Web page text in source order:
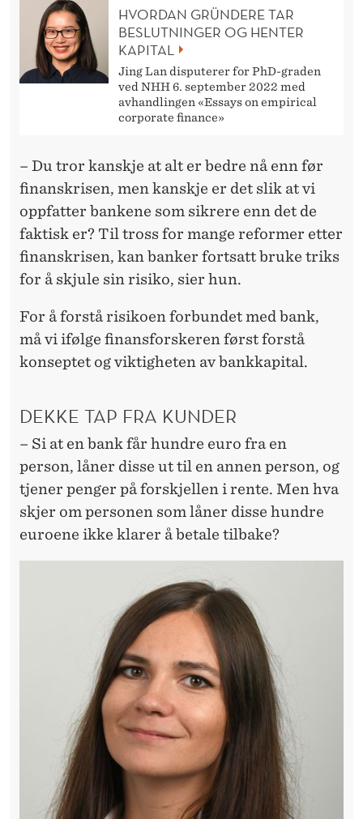
HVORDAN GRÜNDERE TAR
BESLUTNINGER OG HENTER
KAPITAL
Jing Lan disputerer for PhD-graden
ved NHH 6. september 2022 med
avhandlingen «Essays on empirical
corporate finance»
– Du tror kanskje at alt er bedre nå enn før
finanskrisen, men kanskje er det slik at vi
oppfatter bankene som sikrere enn det de
faktisk er? Til tross for mange reformer etter
finanskrisen, kan banker fortsatt bruke triks
for å skjule sin risiko, sier hun.
For å forstå risikoen forbundet med bank,
må vi ifølge finansforskeren først forstå
konseptet og viktigheten av bankkapital.
DEKKE TAP FRA KUNDER
– Si at en bank får hundre euro fra en
person, låner disse ut til en annen person, og
tjener penger på forskjellen i rente. Men hva
skjer om personen som låner disse hundre
euroene ikke klarer å betale tilbake?